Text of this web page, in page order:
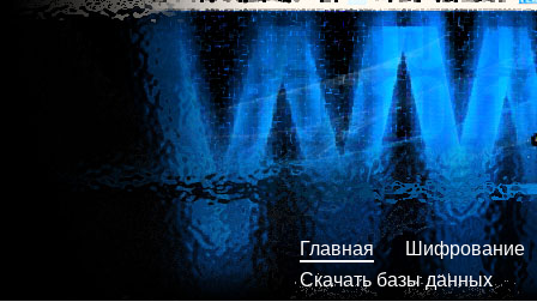
Главная
Шифрование
Скачать базы данных